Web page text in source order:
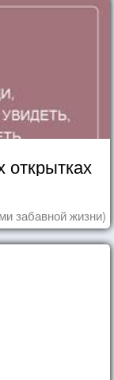
забавной жизни)